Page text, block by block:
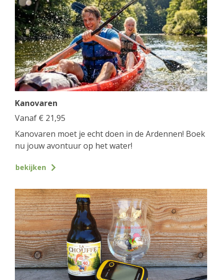
Kanovaren
Vanaf € 21,95
Kanovaren moet je echt doen in de Ardennen! Boek
nu jouw avontuur op het water!
bekijken